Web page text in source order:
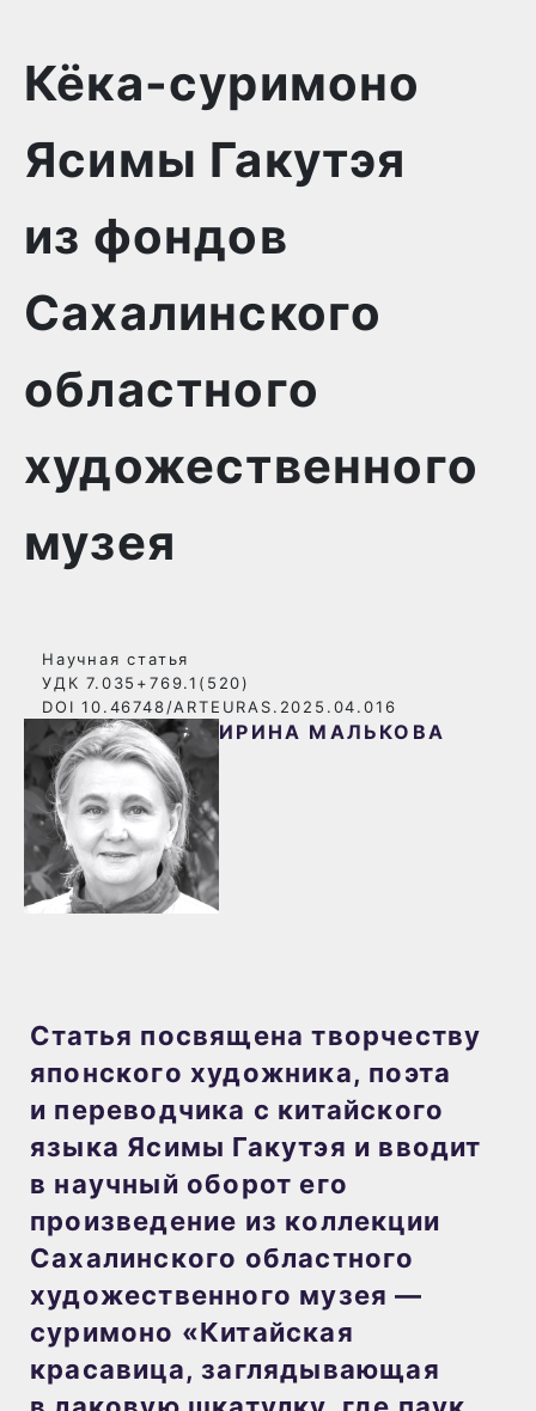
Кёка-суримоно
Ясимы Гакутэя
из фондов
Сахалинского
областного
художественного
музея
Научная статья
УДК 7.035+769.1(520)
DOI 10.46748/ARTEURAS.2025.04.016
ИРИНА МАЛЬКОВА
Статья посвящена творчеству
японского художника, поэта
и переводчика с китайского
языка Ясимы Гакутэя и вводит
в научный оборот его
произведение из коллекции
Сахалинского областного
художественного музея —
суримоно «Китайская
красавица, заглядывающая